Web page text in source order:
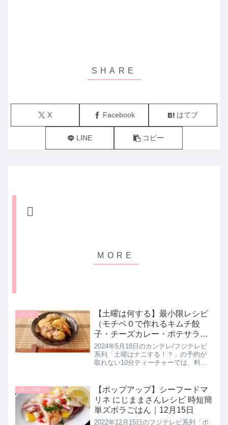
X Facebook はてブ
LINE コピー
レシピ
【土曜は何する】最小限レシピ
（モチベ０で作れるキムチ餃
子・チーズカレー・ポテサラ・
肉じゃが）10分ティーチャー｜
5月18日
2024年5月18日のカンテレ/フジテレビ
系列「土曜はナニする！？」の予約が
取れない10分ティーチャーでは、料理
れたので詳しく紹介します。>>土曜は
ナニする！？記事一覧は...
ポップUP！
【ポップアップ】シーフードマ
リネ にじままさんレシピ 時短簡
単ズボラごはん｜12月15日
2022年12月15日のフジテレビ系列「ポ